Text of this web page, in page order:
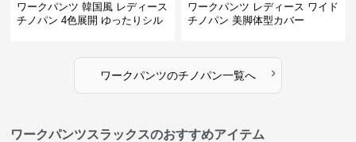
ワークパンツ 韓国風 レディース
チノパン 4色展開 ゆったりシル
ワークパンツ レディース ワイド
チノパン 美脚体型カバー
ワークパンツのチノパン一覧へ ›
ワークパンツスラックスのおすすめアイテム